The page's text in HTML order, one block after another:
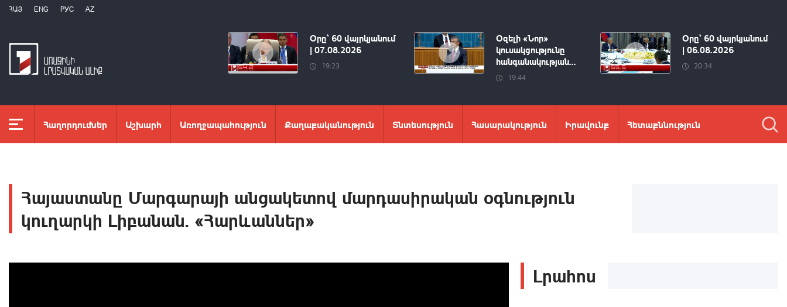
ՀԱՅ ENG РУС AZ
Օրը՝ 60 վայրկյանում
| 07.08.2026
19:23
Օզելի «Նոր»
կուսակցությունը
հանգանակության...
19:44
Օրը՝ 60 վայրկյանում
| 06.08.2026
20:34
Հաղորդումներ Աշխարհ Առողջապահություն Քաղաքականություն Տնտեսություն Հասարակություն Իրավունք Հետաքննություն
Հայաստանը Մարգարայի անցակետով մարդասիրական օգնություն
կուղարկի Լիբանան. «Հարևաններ»
Լրահոս